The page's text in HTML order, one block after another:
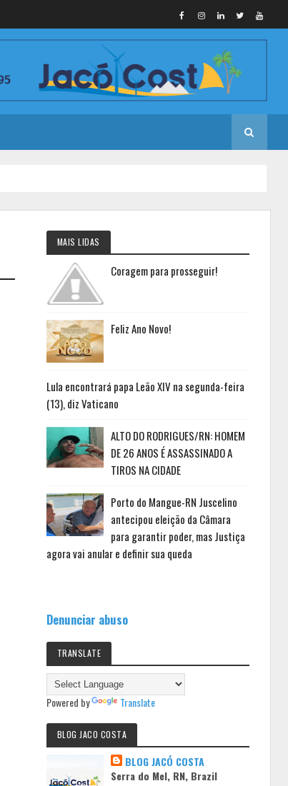
MAIS LIDAS
Coragem para prosseguir!
Feliz Ano Novo!
Lula encontrará papa Leão XIV na segunda-feira
(13), diz Vaticano
ALTO DO RODRIGUES/RN: HOMEM
DE 26 ANOS É ASSASSINADO A
TIROS NA CIDADE
Porto do Mangue-RN Juscelino
antecipou eleição da Câmara
para garantir poder, mas Justiça
agora vai anular e definir sua queda
Denunciar abuso
TRANSLATE
Powered by Translate
BLOG JACO COSTA
BLOG JACÓ COSTA
Serra do Mel, RN, Brazil